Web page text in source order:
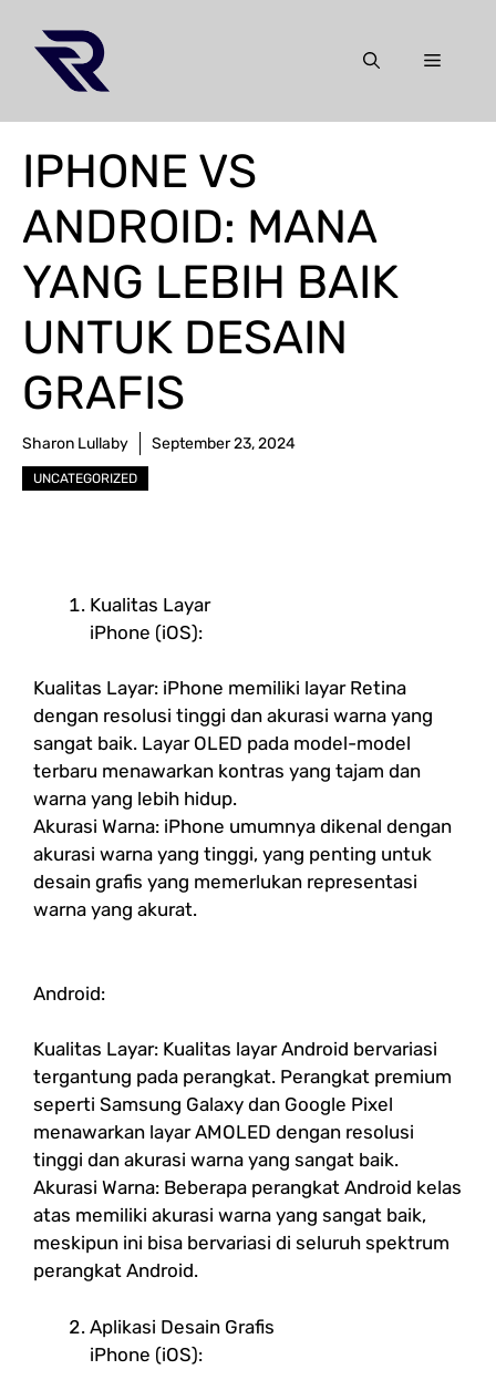
content
Menu
IPHONE VS
ANDROID: MANA
YANG LEBIH BAIK
UNTUK DESAIN
GRAFIS
Sharon Lullaby September 23, 2024
UNCATEGORIZED
Kualitas Layar
iPhone (iOS):
Kualitas Layar: iPhone memiliki layar Retina
dengan resolusi tinggi dan akurasi warna yang
sangat baik. Layar OLED pada model-model
terbaru menawarkan kontras yang tajam dan
warna yang lebih hidup.
Akurasi Warna: iPhone umumnya dikenal dengan
akurasi warna yang tinggi, yang penting untuk
desain grafis yang memerlukan representasi
warna yang akurat.
Android:
Kualitas Layar: Kualitas layar Android bervariasi
tergantung pada perangkat. Perangkat premium
seperti Samsung Galaxy dan Google Pixel
menawarkan layar AMOLED dengan resolusi
tinggi dan akurasi warna yang sangat baik.
Akurasi Warna: Beberapa perangkat Android kelas
atas memiliki akurasi warna yang sangat baik,
meskipun ini bisa bervariasi di seluruh spektrum
perangkat Android.
Aplikasi Desain Grafis
iPhone (iOS):